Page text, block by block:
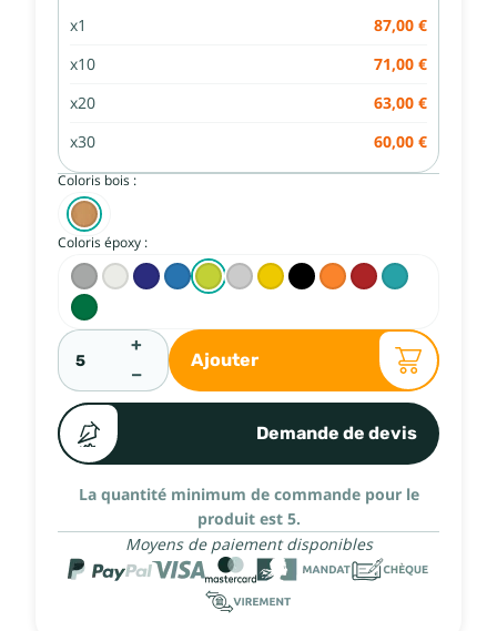
x1 87,00 €
x10 71,00 €
x20 63,00 €
x30 60,00 €
Coloris bois :
Coloris époxy :
+
−
Ajouter
Demande de devis
La quantité minimum de commande pour le
produit est 5.
Moyens de paiement disponibles